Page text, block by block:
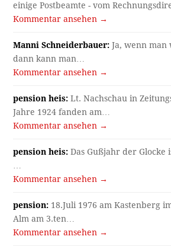
einige Postbeamte - vom
Kommentar ansehen →
Manni Schneiderbauer: Ja, wenn man
dann kann man…
Kommentar ansehen →
pension heis: Lt. Nachschau in
Jahre 1924 fanden am…
Kommentar ansehen →
pension heis: Das Gußjahr der Glocke
…
Kommentar ansehen →
pension: 18.Juli 1976 am Kastenberg
Alm am 3.ten…
Kommentar ansehen →